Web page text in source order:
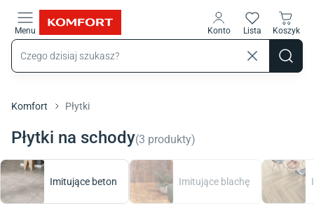
Menu Konto Lista Koszyk
Komfort Płytki
Płytki na schody(3 produkty)
Imitujące beton Imitujące blachę